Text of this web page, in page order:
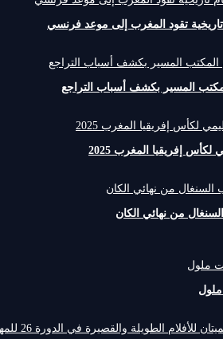
تقود المغرب إلى موعد فرنسي
المسير بكشف أسباب التراجع
إفريقيا المغرب 2025
من نهائي الكان